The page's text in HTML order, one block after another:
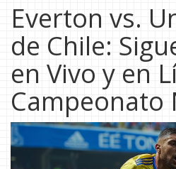
Everton vs.
de Chile:
en Vivo y en
Campeonato